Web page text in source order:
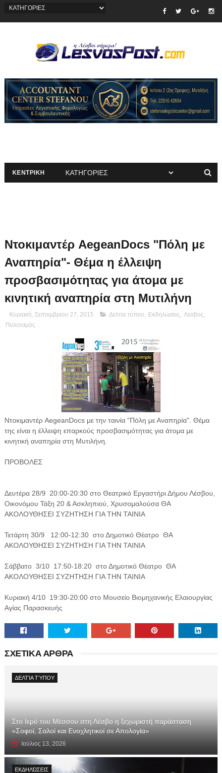
ΚΕΝΤΡΙΚΗ
Ντοκιμαντέρ AegeanDocs "Πόλη με
Αναπηρία"- Θέμα η έλλειψη
προσβασιμότητας για άτομα με
κινητική αναπηρία στη Μυτιλήνη
Κυριακή, Σεπτεμβρίου 27, 2015 Δελτία τύπου Εκδηλώσεις Λεσβος
Πολιτισμός
Ντοκιμαντέρ AegeanDocs με την ταινία "Πόλη με Αναπηρία". Θέμα
της είναι η έλλειψη επαρκούς προσβασιμότητας για άτομα με
κινητική αναπηρία στη Μυτιλήνη.
ΠΡΟΒΟΛΕΣ
Δευτέρα 28/9 20:00-20:30 στο Θεατρικό Εργαστήρι Δήμου Λέσβου,
Οικονόμου Τάξη 20 & Ασκληπιού, Χρυσομαλούσα ΘΑ
ΑΚΟΛΟΥΘΗΣΕΙ ΣΥΖΗΤΗΣΗ ΓΙΑ ΤΗΝ ΤΑΙΝΙΑ
Τετάρτη 30/9 12:00-12:30 στο Δημοτικό Θέατρο ΘΑ
ΑΚΟΛΟΥΘΗΣΕΙ ΣΥΖΗΤΗΣΗ ΓΙΑ ΤΗΝ ΤΑΙΝΙΑ
Σάββατο 3/10 17:50-18:20 στο Δημοτικό Θέατρο ΘΑ
ΑΚΟΛΟΥΘΗΣΕΙ ΣΥΖΗΤΗΣΗ ΓΙΑ ΤΗΝ ΤΑΙΝΙΑ
Κυριακή 4/10 19:30-20:00 στο Μουσείο Βιομηχανικής Ελαιουργίας
Αγίας Παρασκευής
ΣΧΕΤΙΚΑ ΑΡΘΡΑ
ΔΕΛΤΊΑ ΤΎΠΟΥ
Στο Ιερό του Μέσσου στη Λέσβο η ξεχωριστή παράσταση
«Σοφοί, Σαλοί και Ενοχλητικοί σε Απολογία»
Ιούλιος 13, 2026
ΕΚΔΗΛΏΣΕΙΣ